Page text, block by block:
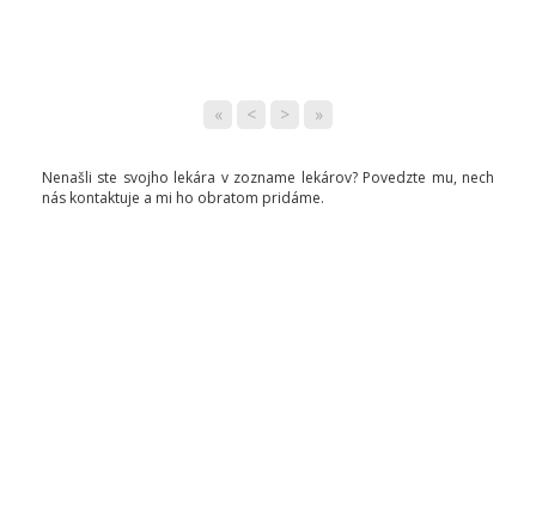
« < > »
Nenašli ste svojho lekára v zozname lekárov? Povedzte mu, nech
nás kontaktuje a mi ho obratom pridáme.